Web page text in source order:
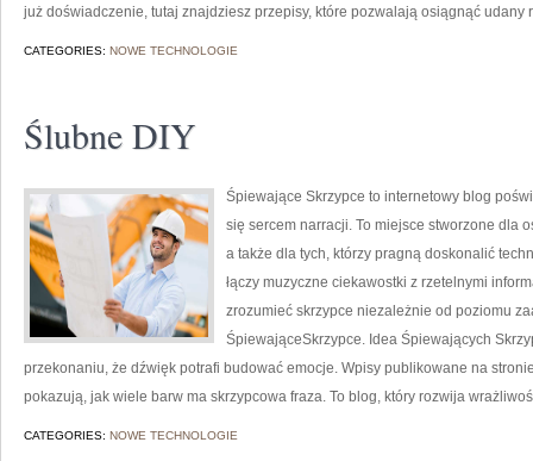
już doświadczenie, tutaj znajdziesz przepisy, które pozwalają osiągnąć udany
CATEGORIES: NOWE TECHNOLOGIE
Ślubne DIY
Śpiewające Skrzypce to internetowy blog
się sercem narracji. To miejsce stworzone dla
a także dla tych, którzy pragną doskonalić
łączy muzyczne ciekawostki z rzetelnymi
zrozumieć skrzypce niezależnie od poziomu
ŚpiewająceSkrzypce. Idea Śpiewających
przekonaniu, że dźwięk potrafi budować emocje. Wpisy publikowane na
pokazują, jak wiele barw ma skrzypcowa fraza. To blog, który rozwija
CATEGORIES: NOWE TECHNOLOGIE